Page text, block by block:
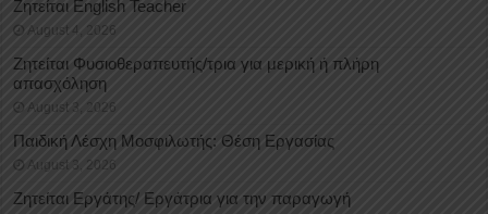
Ζητείται English Teacher
August 4, 2026
Ζητείται Φυσιοθεραπευτής/τρια για μερική ή πλήρη
απασχόληση
August 3, 2026
Παιδική Λέσχη Μοσφιλωτής: Θέση Εργασίας
August 3, 2026
Ζητείται Εργάτης/ Εργάτρια για την παραγωγή